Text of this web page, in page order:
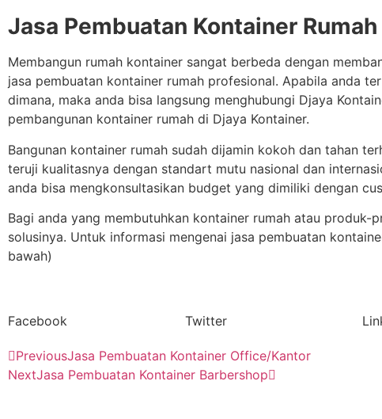
Jasa Pembuatan Kontainer
Membangun rumah kontainer sangat berbeda dengan
jasa pembuatan kontainer rumah profesional. Apabila anda
dimana, maka anda bisa langsung menghubungi Djaya
pembangunan kontainer rumah di Djaya Kontainer.
Bangunan kontainer rumah sudah dijamin kokoh dan tahan
teruji kualitasnya dengan standart mutu nasional dan
anda bisa mengkonsultasikan budget yang dimiliki dengan
Bagi anda yang membutuhkan kontainer rumah atau
solusinya. Untuk informasi mengenai jasa pembuatan
bawah)
Facebook Twitter
PreviousJasa Pembuatan Kontainer Office/Kantor
NextJasa Pembuatan Kontainer Barbershop